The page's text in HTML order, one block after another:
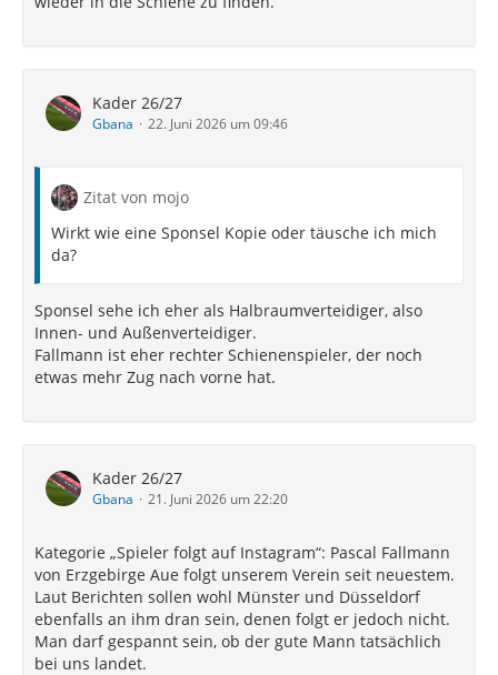
Kader 26/27
Gbana 22. Juni 2026 um 09:46
Zitat von mojo
Wirkt wie eine Sponsel Kopie oder täusche ich mich
da?
Sponsel sehe ich eher als Halbraumverteidiger, also
Innen- und Außenverteidiger.
Fallmann ist eher rechter Schienenspieler, der noch
etwas mehr Zug nach vorne hat.
Kader 26/27
Gbana 21. Juni 2026 um 22:20
Kategorie „Spieler folgt auf Instagram“: Pascal Fallmann
von Erzgebirge Aue folgt unserem Verein seit neuestem.
Laut Berichten sollen wohl Münster und Düsseldorf
ebenfalls an ihm dran sein, denen folgt er jedoch nicht.
Man darf gespannt sein, ob der gute Mann tatsächlich
bei uns landet.